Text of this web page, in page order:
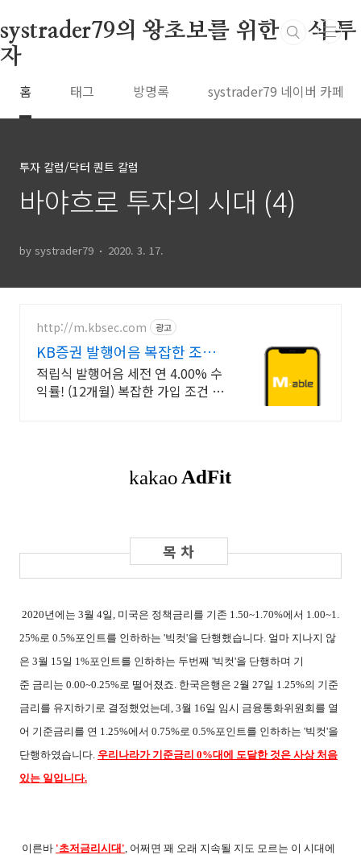
systrader79의 왕초보를 위한 주식 투
자
홈 태그 방명록 systrader79 네이버 카페
투자 칼럼/닥터 퀀트 칼럼
바야흐로 투자의 시대 (4)
by systrader79 2020. 3. 17.
http://m.kbsec.com 광고
KB증권 발행어음 복잡한 조건
없이 누구나
적립식 발행어음 세전 연 4.00% 수
익률! (12개월) 복잡한 가입 조건 없
2020년에는 3월 4일, 미국은 정책금리를 기존 1.50~1.70%에서 1.00~1.
25%로 0.5%포인트를 인하하는 '빅컷'을 단행했습니다. 얼마 지나지 않
은 3월 15일 1%포인트를 인하하는 두번째 '빅컷'을 단행하며 기
준 금리는 0.00~0.25%로 떨어졌죠. 한국은행은 2월 27일 1.25%의 기준
금리를 유지하기로 결정했었는데, 3월 16일 임시 금융통화위원회를 열
어 기준금리를 연 1.25%에서 0.75%로 0.5%포인트를 인하하는 '빅컷'을
단행하였습니다. 우리나라가 기준금리 0%대에 도달한 것은 사상 처음
있는 일입니다.
이른바 '초저금리시대 ' 어쩌면 꽤 오래 지속될 지도 모르는 이 시대에